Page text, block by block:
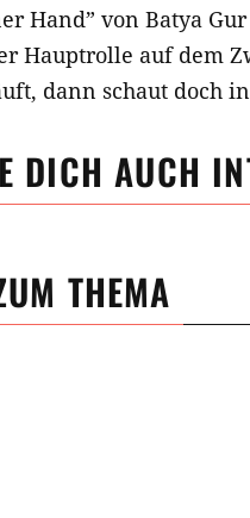
Hand” von Batya
Hauptrolle auf dem
dann schaut doch
DICH AUCH
THEMA